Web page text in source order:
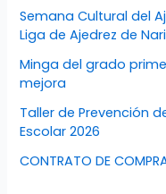
Semana Cultural del
Liga de Ajedrez de
Minga del grado
mejora
Taller de Prevención
Escolar 2026
CONTRATO DE